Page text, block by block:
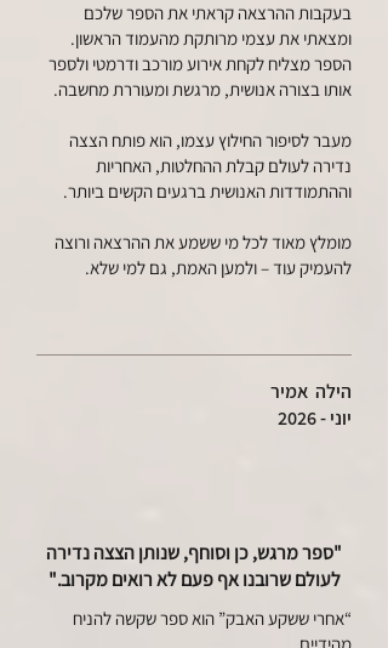
בעקבות ההרצאה קראתי את הספר שלכם
ומצאתי את עצמי מרותקת מהעמוד הראשון.
הספר מצליח לקחת אירוע מורכב ודרמטי ולספר
אותו בצורה אנושית, מרגשת ומעוררת מחשבה.
מעבר לסיפור החילוץ עצמו, הוא פותח הצצה
נדירה לעולם קבלת ההחלטות, האחריות
וההתמודדות האנושית ברגעים הקשים ביותר.
מומלץ מאוד לכל מי ששמע את ההרצאה ורוצה
להעמיק עוד – ולמען האמת, גם למי שלא.
הילה אמיר
יוני - 2026
"ספר מרגש, כן וסוחף, שנותן הצצה נדירה
לעולם שרובנו אף פעם לא רואים מקרוב."
“אחרי ששקע האבק” הוא ספר שקשה להניח